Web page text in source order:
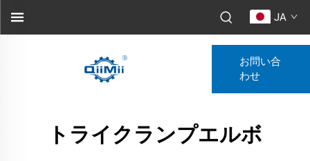
JA
お問い合
わせ
トライクランプエルボ